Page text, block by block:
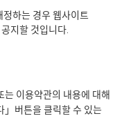
하는 경우 웹사이트
지할 것입니다.
이용약관의 내용에 대해
」버튼을 클릭할 수 있는